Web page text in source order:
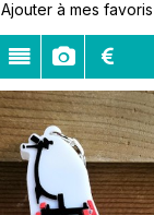
Ajouter à mes favoris